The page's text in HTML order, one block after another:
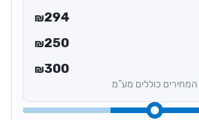
₪294
₪250
₪300
המחירים כוללים מע”מ